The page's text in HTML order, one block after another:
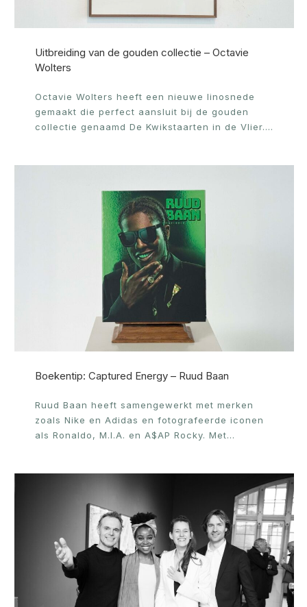
Uitbreiding van de gouden collectie – Octavie
Wolters
Octavie Wolters heeft een nieuwe linosnede
gemaakt die perfect aansluit bij de gouden
collectie genaamd De Kwikstaarten in de Vlier.…
Boekentip: Captured Energy – Ruud Baan
Ruud Baan heeft samengewerkt met merken
zoals Nike en Adidas en fotografeerde iconen
als Ronaldo, M.I.A. en A$AP Rocky. Met…